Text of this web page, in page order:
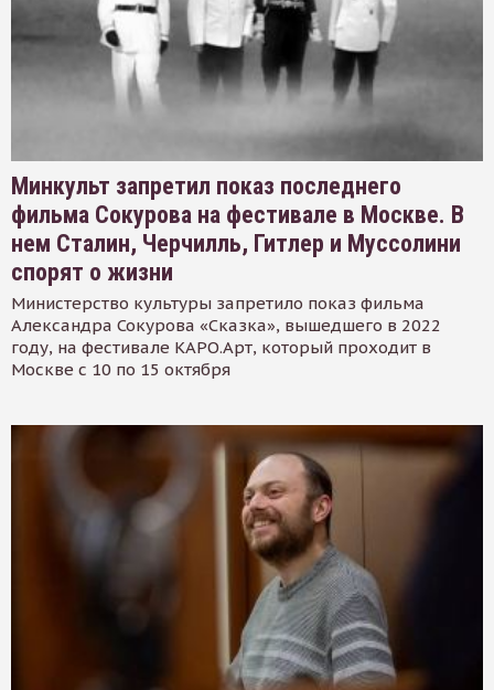
Минкульт запретил показ последнего
фильма Сокурова на фестивале в Москве. В
нем Сталин, Черчилль, Гитлер и Муссолини
спорят о жизни
Министерство культуры запретило показ фильма
Александра Сокурова «Сказка», вышедшего в 2022
году, на фестивале КАРО.Арт, который проходит в
Москве с 10 по 15 октября